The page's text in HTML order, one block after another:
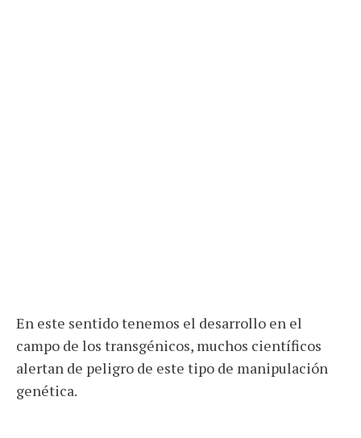
En este sentido tenemos el desarrollo en el
campo de los transgénicos, muchos científicos
alertan de peligro de este tipo de manipulación
genética.